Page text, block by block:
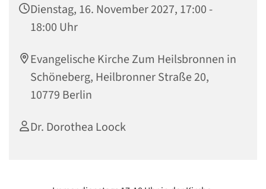
Dienstag, 16. November 2027, 17:00 -
18:00 Uhr
Evangelische Kirche Zum Heilsbronnen in
Schöneberg, Heilbronner Straße 20,
10779 Berlin
Dr. Dorothea Loock